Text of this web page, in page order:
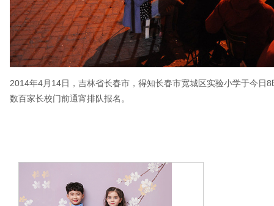
2014年4月14日，吉林省长春市，得知长春市宽城区实验小学于今日
数百家长校门前通宵排队报名。